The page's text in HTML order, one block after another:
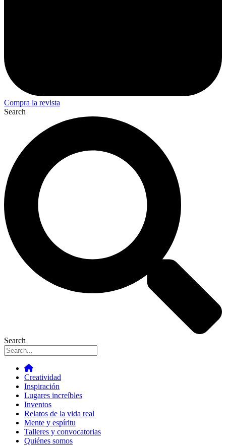
Compra la revista
Search
Search
Creatividad
Inspiración
Lugares increíbles
Inventos
Relatos de la vida real
Mente y espíritu
Talleres y convocatorias
Quiénes somos